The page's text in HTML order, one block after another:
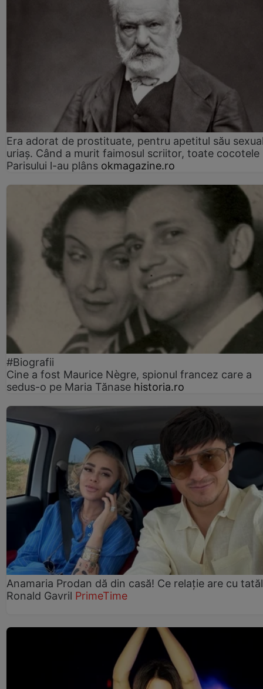
Era adorat de prostituate, pentru apetitul său
uriaș. Când a murit faimosul scriitor, toate cocotele
Parisului l-au plâns okmagazine.ro
#Biografii
Cine a fost Maurice Nègre, spionul francez care a
sedus-o pe Maria Tănase historia.ro
Anamaria Prodan dă din casă! Ce relație are cu
Ronald Gavril PrimeTime